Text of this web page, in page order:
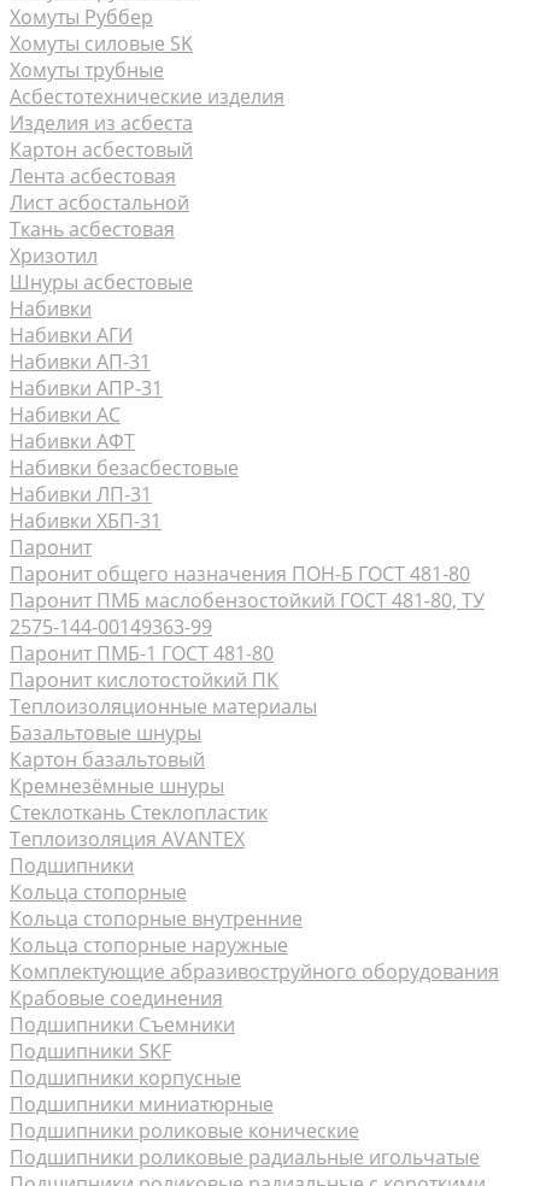
Хомуты Руббер
Хомуты силовые SK
Хомуты трубные
Асбестотехнические изделия
Изделия из асбеста
Картон асбестовый
Лента асбестовая
Лист асбостальной
Ткань асбестовая
Хризотил
Шнуры асбестовые
Набивки
Набивки АГИ
Набивки АП-31
Набивки АПР-31
Набивки АС
Набивки АФТ
Набивки безасбестовые
Набивки ЛП-31
Набивки ХБП-31
Паронит
Паронит общего назначения ПОН-Б ГОСТ 481-80
Паронит ПМБ маслобензостойкий ГОСТ 481-80, ТУ
2575-144-00149363-99
Паронит ПМБ-1 ГОСТ 481-80
Паронит кислотостойкий ПК
Теплоизоляционные материалы
Базальтовые шнуры
Картон базальтовый
Кремнезёмные шнуры
Стеклоткань Стеклопластик
Теплоизоляция AVANTEX
Подшипники
Кольца стопорные
Кольца стопорные внутренние
Кольца стопорные наружные
Комплектующие абразивоструйного оборудования
Крабовые соединения
Подшипники Съемники
Подшипники SKF
Подшипники корпусные
Подшипники миниатюрные
Подшипники роликовые конические
Подшипники роликовые радиальные игольчатые